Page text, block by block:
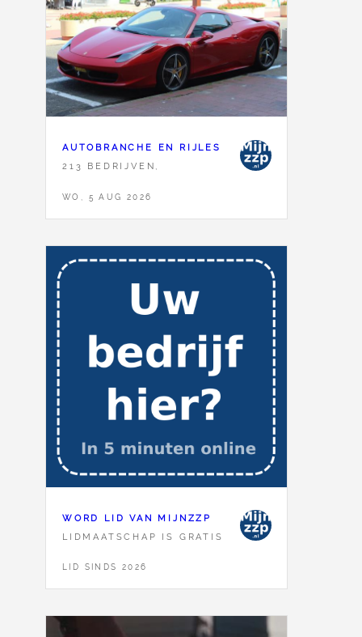
AUTOBRANCHE EN RIJLES
213 BEDRIJVEN,
WO, 5 AUG 2026
WORD LID VAN MIJNZZP
LIDMAATSCHAP IS GRATIS
LID SINDS 2026